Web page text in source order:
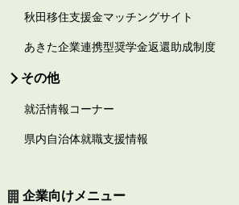
秋田移住支援金マッチングサイト
あきた企業連携型奨学金返還助成制度
その他
就活情報コーナー
県内自治体就職支援情報
企業向けメニュー